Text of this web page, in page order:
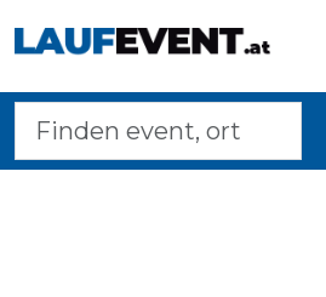
Home